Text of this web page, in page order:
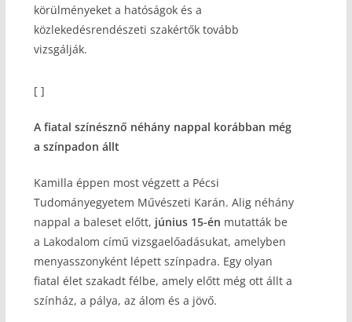
körülményeket a hatóságok és a
közlekedésrendészeti szakértők tovább
vizsgálják.
[ ]
A fiatal színésznő néhány nappal korábban még
a színpadon állt
Kamilla éppen most végzett a Pécsi
Tudományegyetem Művészeti Karán. Alig néhány
nappal a baleset előtt, június 15-én mutatták be
a Lakodalom című vizsgaelőadásukat, amelyben
menyasszonyként lépett színpadra. Egy olyan
fiatal élet szakadt félbe, amely előtt még ott állt a
színház, a pálya, az álom és a jövő.